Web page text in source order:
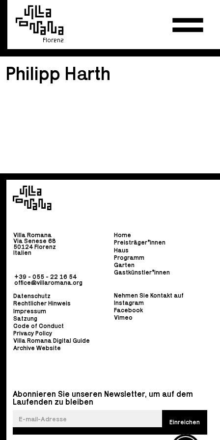
Florenz
Philipp Harth
Villa Romana
Via Senese 68
50124 Florenz
Italien
+39 - 055 - 22 16 54
office@villaromana.org
Home
Preisträger*innen
Haus
Programm
Garten
Gastkünstler*innen
Datenschutz
Rechtlicher Hinweis
Impressum
Satzung
Code of Conduct
Privacy Policy
Villa Romana Digital Guide
Archive Website
Nehmen Sie Kontakt auf
Instagram
Facebook
Vimeo
Abonnieren Sie unseren Newsletter, um auf dem
Laufenden zu bleiben